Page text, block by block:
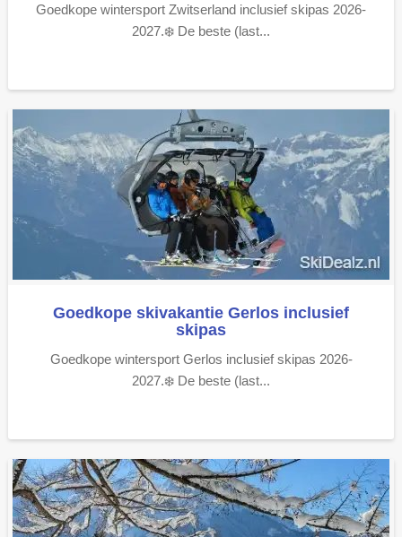
Goedkope wintersport Zwitserland inclusief skipas 2026-
2027.❄️ De beste (last...
Goedkope skivakantie Gerlos inclusief
skipas
Goedkope wintersport Gerlos inclusief skipas 2026-
2027.❄️ De beste (last...